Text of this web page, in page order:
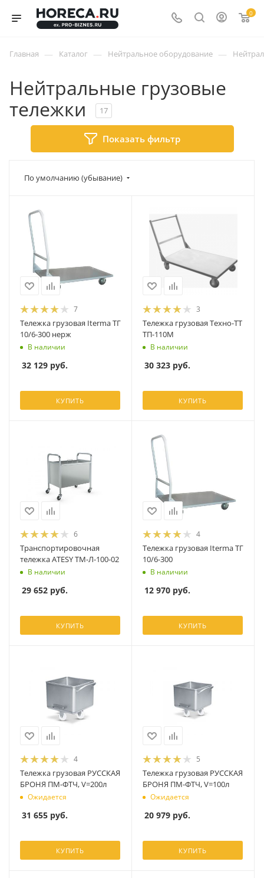
0
Главная — Каталог — Нейтральное оборудование —
Нейтральные грузовые
тележки
17
Показать фильтр
По умолчанию (убывание)
7
Тележка грузовая Iterma ТГ
10/6-300 нерж
В наличии
32 129 руб.
КУПИТЬ
3
Тележка грузовая Техно-ТТ
ТП-110М
В наличии
30 323 руб.
КУПИТЬ
6
Транспортировочная
тележка ATESY ТМ-Л-100-02
В наличии
29 652 руб.
КУПИТЬ
4
Тележка грузовая Iterma ТГ
10/6-300
В наличии
12 970 руб.
КУПИТЬ
4
Тележка грузовая РУССКАЯ
БРОНЯ ПМ-ФТЧ, V=200л
Ожидается
31 655 руб.
КУПИТЬ
5
Тележка грузовая РУССКАЯ
БРОНЯ ПМ-ФТЧ, V=100л
Ожидается
20 979 руб.
КУПИТЬ